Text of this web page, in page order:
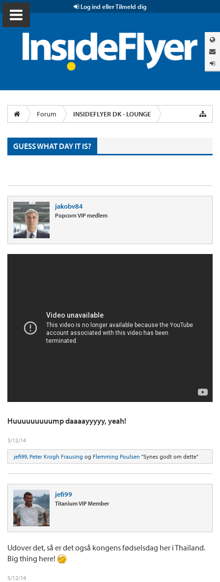
Log ind eller Tilmeld dig
Forum INSIDEFLYER DK - LOUNGE
GUESS WHAT DAY IT IS?
jakobv84
Popcorn VIP medlem
Huuuuuuuuump daaaayyyyy, yeah!
3/12/14
jefi99, Peter Krogh Frausing og Flemming Poulsen "Synes godt om dette"
jefi99
Titanium VIP Member
Udover det, så er det også kongens fødselsdag her i Thailand.
Big thing here!
5/12/14